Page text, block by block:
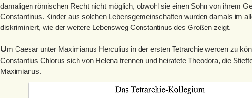
damaligen römischen Recht nicht möglich, obwohl sie einen Sohn von ihrem
Constantinus. Kinder aus solchen Lebensgemeinschaften wurden damals im
diskriminiert, wie der weitere Lebensweg Constantinus des Großen zeigt.
Um Caesar unter Maximianus Herculius in der ersten Tetrarchie werden zu
Constantius Chlorus sich von Helena trennen und heiratete Theodora, die
Maximianus.